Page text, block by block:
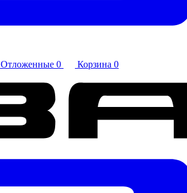
Отложенные 0 Корзина 0